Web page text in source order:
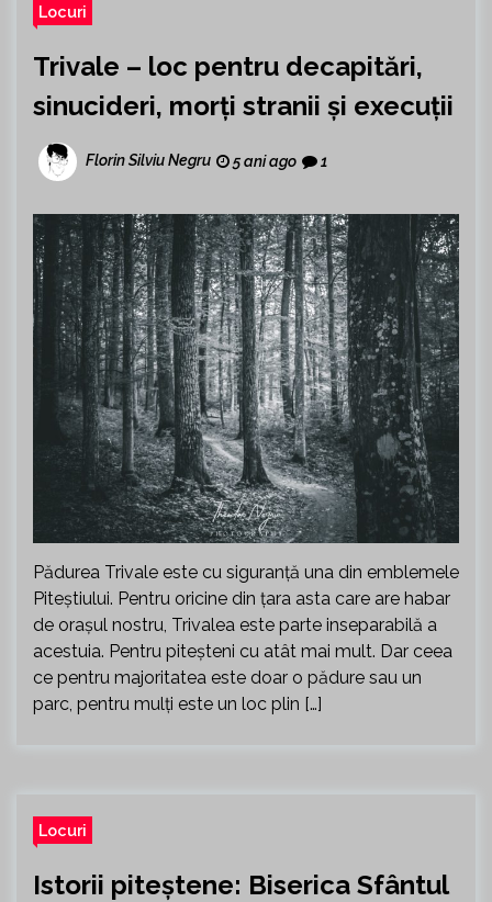
Locuri
Trivale – loc pentru decapitări,
sinucideri, morți stranii și execuții
Florin Silviu Negru 5 ani ago 1
Pădurea Trivale este cu siguranță una din emblemele
Piteștiului. Pentru oricine din țara asta care are habar
de orașul nostru, Trivalea este parte inseparabilă a
acestuia. Pentru piteșteni cu atât mai mult. Dar ceea
ce pentru majoritatea este doar o pădure sau un
parc, pentru mulți este un loc plin […]
Locuri
Istorii piteștene: Biserica Sfântul